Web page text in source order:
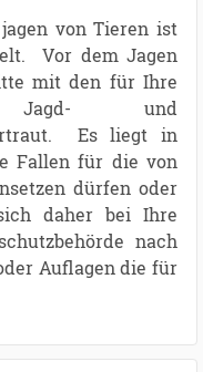
von Tieren ist
Vor dem Jagen
mit den für Ihre
Jagd- und
Es liegt in
Fallen für die von
dürfen oder
daher bei Ihre
nach
Auflagen die für